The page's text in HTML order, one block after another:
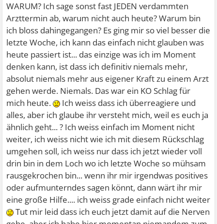
WARUM? Ich sage sonst fast JEDEN verdammten
Arzttermin ab, warum nicht auch heute? Warum bin
ich bloss dahingegangen? Es ging mir so viel besser die
letzte Woche, ich kann das einfach nicht glauben was
heute passiert ist... das einzige was ich im Moment
denken kann, ist dass ich definitiv niemals mehr,
absolut niemals mehr aus eigener Kraft zu einem Arzt
gehen werde. Niemals. Das war ein KO Schlag für
mich heute.
Ich weiss dass ich überreagiere und
alles, aber ich glaube ihr versteht mich, weil es euch ja
ähnlich geht... ? Ich weiss einfach im Moment nicht
weiter, ich weiss nicht wie ich mit diesem Rückschlag
umgehen soll, ich weiss nur dass ich jetzt wieder voll
drin bin in dem Loch wo ich letzte Woche so mühsam
rausgekrochen bin... wenn ihr mir irgendwas positives
oder aufmunterndes sagen könnt, dann wärt ihr mir
eine große Hilfe.... ich weiss grade einfach nicht weiter
Tut mir leid dass ich euch jetzt damit auf die Nerven